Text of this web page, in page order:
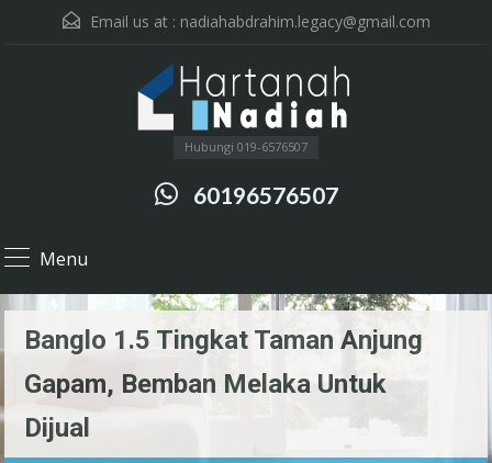
Email us at : nadiahabdrahim.legacy@gmail.com
Hubungi 019-6576507
60196576507
Menu
Banglo 1.5 Tingkat Taman Anjung
Gapam, Bemban Melaka Untuk
Dijual